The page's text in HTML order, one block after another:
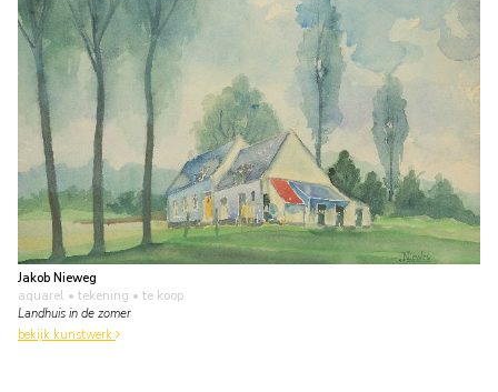
Jakob Nieweg
aquarel • tekening • te koop
Landhuis in de zomer
bekijk kunstwerk